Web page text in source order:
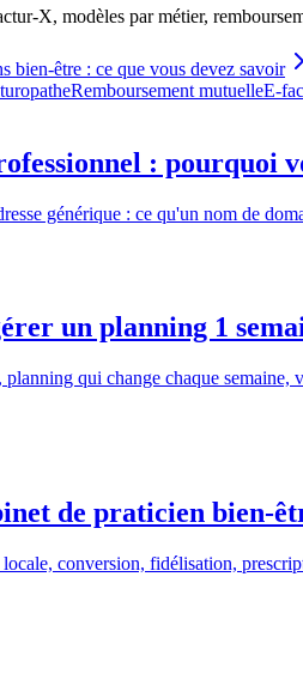
X, modèles par métier,
bien-être : ce que vous devez savoir
Remboursement mutuelleE-
: pourquoi
générique : ce qu'un nom de
un planning 1
qui change chaque
de praticien bien-
conversion, fidélisation,